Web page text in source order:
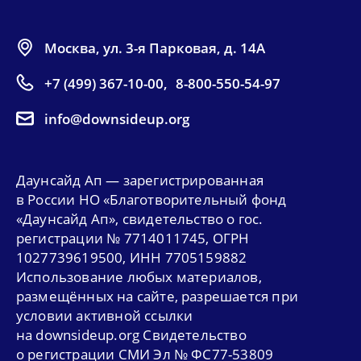
Москва, ул. 3-я Парковая, д. 14А
+7 (499) 367-10-00, 8-800-550-54-97
info@downsideup.org
Даунсайд Ап — зарегистрированная
в России НО «Благотворительный фонд
«Даунсайд Ап», свидетельство о гос.
регистрации № 7714011745, ОГРН
1027739619500, ИНН 7705159882
Использование любых материалов,
размещённых на сайте, разрешается при
условии активной ссылки
на downsideup.org Свидетельство
о регистрации СМИ Эл № ФС77-53809